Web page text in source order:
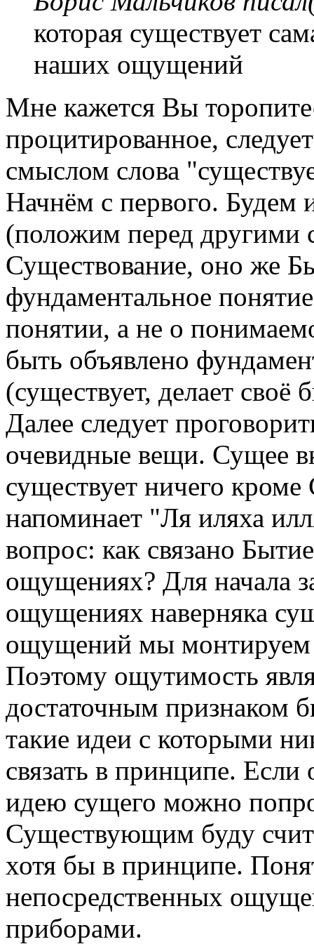
которая существует
наших ощущений
Мне кажется Вы
процитированное,
смыслом слова
Начнём с первого. Будем
(положим перед другими
Существование, оно же
фундаментальное
понятии, а не о
быть объявлено
(существует, делает своё
Далее следует
очевидные вещи. Сущее
существует ничего
напоминает "Ля иляха
вопрос: как связано
ощущениях? Для начала
ощущениях наверняка
ощущений мы
Поэтому ощутимость
достаточным признаком
такие идеи с которыми
связать в принципе.
идею сущего можно
Существующим буду
хотя бы в принципе.
непосредственных
приборами.